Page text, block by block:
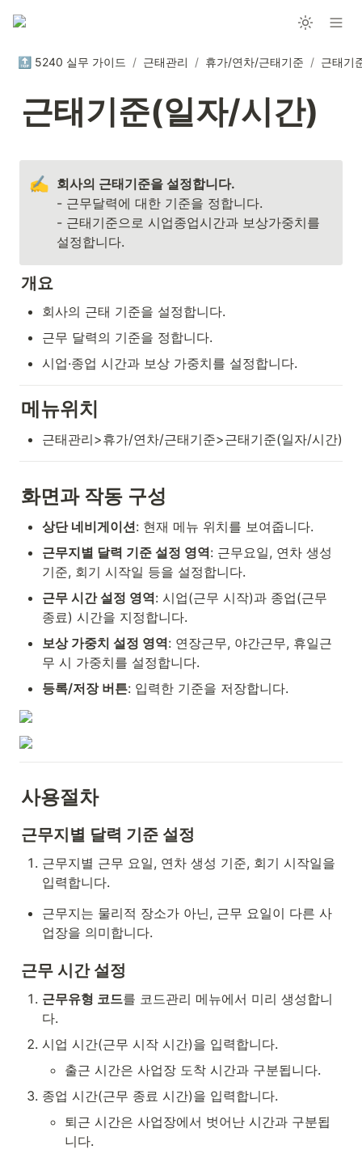
🔝 5240 실무 가이드 / 근태관리 / 휴가/연차/근태기준 / 근태기
근태기준(일자/시간)
✍️
- 근무달력에 대한 기준을 정합니다.
- 근태기준으로 시업종업시간과 보상가중치를
설정합니다.
개요
회사의 근태 기준을 설정합니다.
근무 달력의 기준을 정합니다.
시업·종업 시간과 보상 가중치를 설정합니다.
메뉴위치
근태관리>휴가/연차/근태기준>근태기준(일자/시간)
화면과 작동 구성
상단 네비게이션: 현재 메뉴 위치를 보여줍니다.
근무지별 달력 기준 설정 영역: 근무요일, 연차 생성
기준, 회기 시작일 등을 설정합니다.
근무 시간 설정 영역: 시업(근무 시작)과 종업(근무
종료) 시간을 지정합니다.
보상 가중치 설정 영역: 연장근무, 야간근무, 휴일근
무 시 가중치를 설정합니다.
등록/저장 버튼: 입력한 기준을 저장합니다.
사용절차
근무지별 달력 기준 설정
근무지별 근무 요일, 연차 생성 기준, 회기 시작일을
입력합니다.
근무지는 물리적 장소가 아닌, 근무 요일이 다른 사
업장을 의미합니다.
근무 시간 설정
근무유형 코드를 코드관리 메뉴에서 미리 생성합니
다.
시업 시간(근무 시작 시간)을 입력합니다.
출근 시간은 사업장 도착 시간과 구분됩니다.
종업 시간(근무 종료 시간)을 입력합니다.
퇴근 시간은 사업장에서 벗어난 시간과 구분됩
니다.